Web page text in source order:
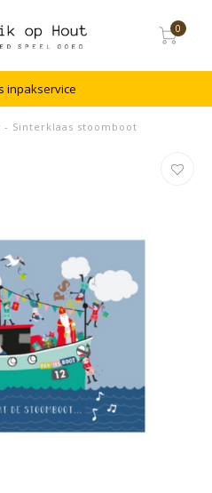
0
inpakservice
- Sinterklaas stoomboot